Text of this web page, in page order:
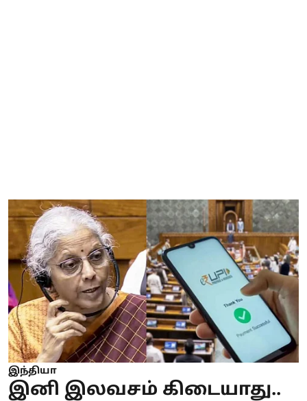
இந்தியா
இனி இலவசம் கிடையாது..